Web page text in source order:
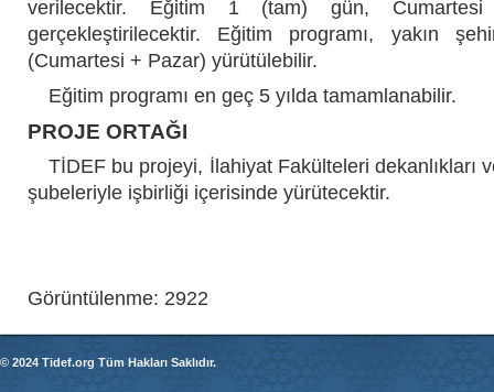
verilecektir. Eğitim 1 (tam) gün,
gerçekleştirilecektir. Eğitim programı, yakın
(Cumartesi + Pazar) yürütülebilir.
Eğitim programı en geç 5 yılda tamamlanabilir.
PROJE ORTAĞI
TİDEF bu projeyi, İlahiyat Fakülteleri dekanlıkları
şubeleriyle işbirliği içerisinde yürütecektir.
Görüntülenme: 2922
© 2024 Tidef.org Tüm Hakları Saklıdır.